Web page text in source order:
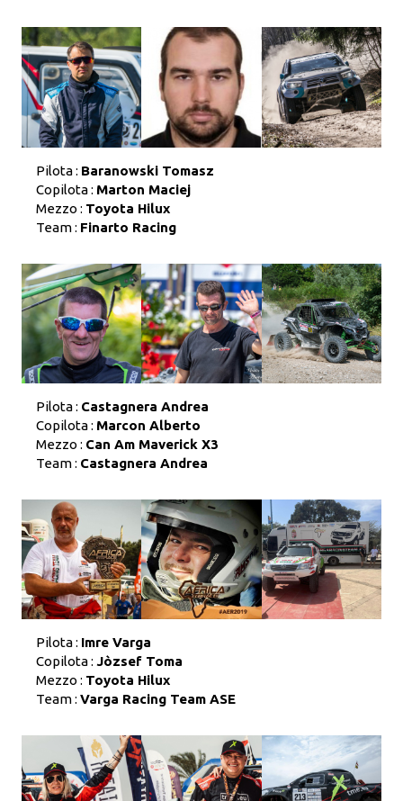
Pilota : Baranowski Tomasz
Copilota : Marton Maciej
Mezzo : Toyota Hilux
Team : Finarto Racing
Pilota : Castagnera Andrea
Copilota : Marcon Alberto
Mezzo : Can Am Maverick X3
Team : Castagnera Andrea
Pilota : Imre Varga
Copilota : Jòzsef Toma
Mezzo : Toyota Hilux
Team : Varga Racing Team ASE